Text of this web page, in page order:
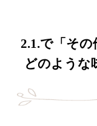
2.1.で「そ
どのような